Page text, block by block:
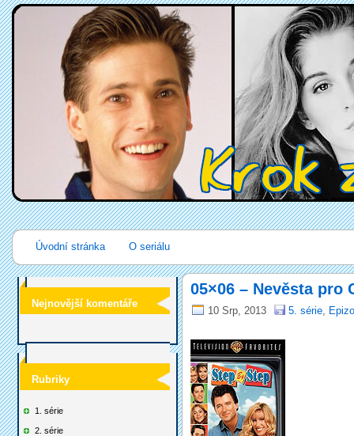
Úvodní stránka O seriálu
Nejnovější komentáře
Rubriky
1. série
2. série
05×06 – Nevěsta pro
10 Srp, 2013 5. série,